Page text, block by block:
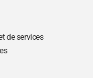
de services